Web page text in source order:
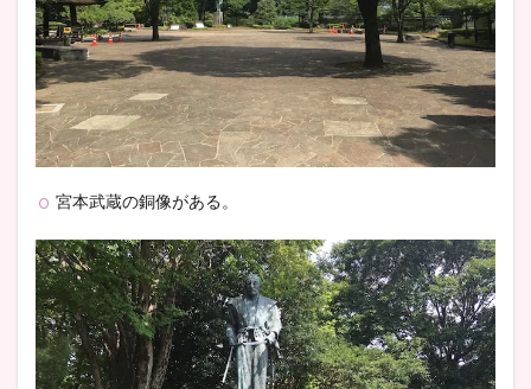
宮本武蔵の銅像がある。